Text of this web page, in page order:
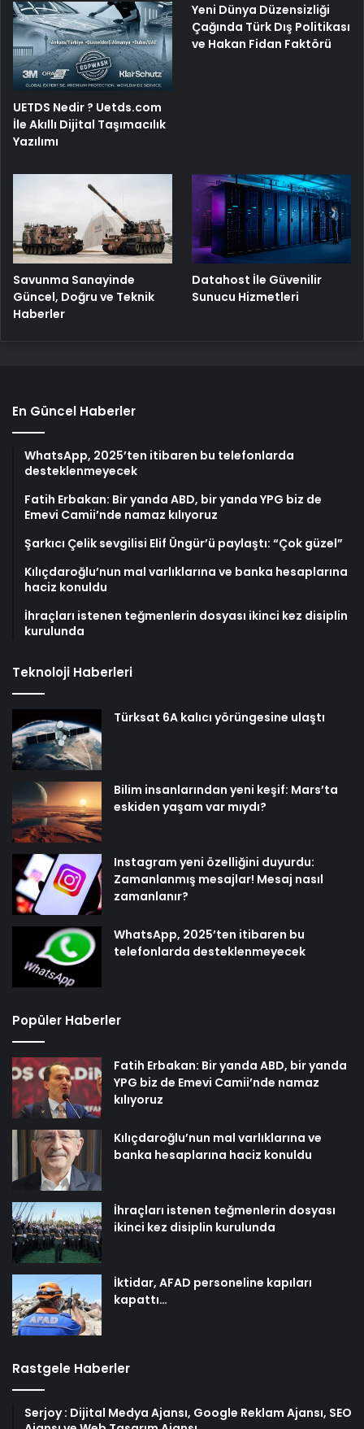
UETDS Nedir ? Uetds.com
İle Akıllı Dijital Taşımacılık
Yazılımı
Yeni Dünya Düzensizliği
Çağında Türk Dış Politikası
ve Hakan Fidan Faktörü
Savunma Sanayinde
Güncel, Doğru ve Teknik
Haberler
Datahost İle Güvenilir
Sunucu Hizmetleri
En Güncel Haberler
WhatsApp, 2025’ten itibaren bu telefonlarda
desteklenmeyecek
Fatih Erbakan: Bir yanda ABD, bir yanda YPG biz de
Emevi Camii’nde namaz kılıyoruz
Şarkıcı Çelik sevgilisi Elif Üngür’ü paylaştı: “Çok güzel”
Kılıçdaroğlu’nun mal varlıklarına ve banka hesaplarına
haciz konuldu
İhraçları istenen teğmenlerin dosyası ikinci kez disiplin
kurulunda
Teknoloji Haberleri
Türksat 6A kalıcı yörüngesine ulaştı
Bilim insanlarından yeni keşif: Mars’ta
eskiden yaşam var mıydı?
Instagram yeni özelliğini duyurdu:
Zamanlanmış mesajlar! Mesaj nasıl
zamanlanır?
WhatsApp, 2025’ten itibaren bu
telefonlarda desteklenmeyecek
Popüler Haberler
Fatih Erbakan: Bir yanda ABD, bir yanda
YPG biz de Emevi Camii’nde namaz
kılıyoruz
Kılıçdaroğlu’nun mal varlıklarına ve
banka hesaplarına haciz konuldu
İhraçları istenen teğmenlerin dosyası
ikinci kez disiplin kurulunda
İktidar, AFAD personeline kapıları
kapattı…
Rastgele Haberler
Serjoy : Dijital Medya Ajansı, Google Reklam Ajansı, SEO